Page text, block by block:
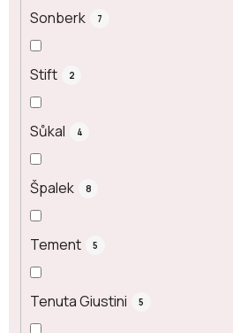
Sonberk 7
Stift 2
Sůkal 4
Špalek 8
Tement 5
Tenuta Giustini 5